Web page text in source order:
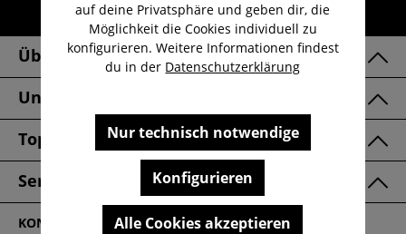
30 Tage kostenlose Retoure
Über Uns
Unsere Marken
Top Kategorien
Service & FAQ
KONTAKT
auf deine Privatsphäre und geben dir, die
Möglichkeit die Cookies individuell zu
konfigurieren. Weitere Informationen findest
du in der Datenschutzerklärung
Nur technisch notwendige
Konfigurieren
Alle Cookies akzeptieren